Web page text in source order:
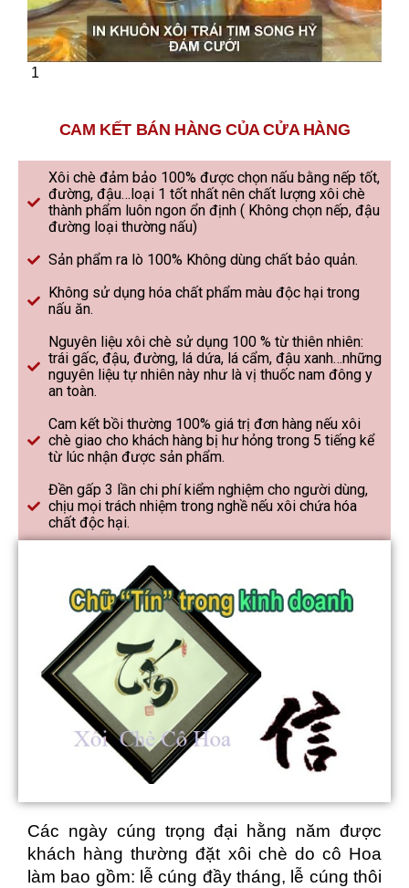
1
CAM KẾT BÁN HÀNG CỦA CỬA HÀNG
Xôi chè đảm bảo 100% được chọn nấu bằng nếp tốt,
đường, đậu…loại 1 tốt nhất nên chất lượng xôi chè
thành phẩm luôn ngon ổn định ( Không chọn nếp, đậu
đường loại thường nấu)
Sản phẩm ra lò 100% Không dùng chất bảo quản.
Không sử dụng hóa chất phẩm màu độc hại trong
nấu ăn.
Nguyên liệu xôi chè sử dụng 100 % từ thiên nhiên:
trái gấc, đậu, đường, lá dứa, lá cẩm, đậu xanh…những
nguyên liệu tự nhiên này như là vị thuốc nam đông y
an toàn.
Cam kết bồi thường 100% giá trị đơn hàng nếu xôi
chè giao cho khách hàng bị hư hỏng trong 5 tiếng kể
từ lúc nhận được sản phẩm.
Đền gấp 3 lần chi phí kiểm nghiệm cho người dùng,
chịu mọi trách nhiệm trong nghề nếu xôi chứa hóa
chất độc hại.
Các ngày cúng trọng đại hằng năm được
khách hàng thường đặt xôi chè do cô Hoa
làm bao gồm: lễ cúng đầy tháng, lễ cúng thôi